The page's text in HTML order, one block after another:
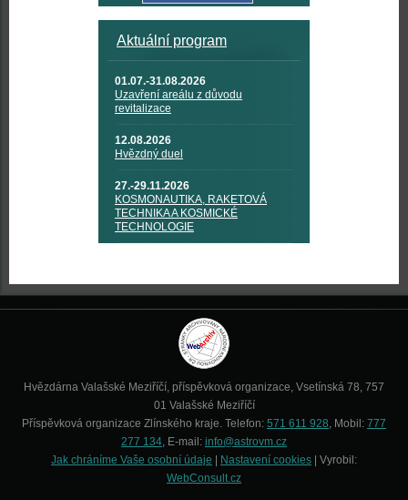
Aktuální program
01.07.-31.08.2026
Uzavření areálu z důvodu
revitalizace
12.08.2026
Hvězdný duel
27.-29.11.2026
KOSMONAUTIKA, RAKETOVÁ
TECHNIKA A KOSMICKÉ
TECHNOLOGIE
Hvězdárna Valašské Meziříčí, příspěvková organizace, Vsetínská 78, 757
01 Valašské Meziříčí
Příspěvková organizace Zlínského kraje. Telefon: 571 611 928, Mobil: 777
277 134, E-mail: info@astrovm.cz
Jak chráníme Vaše osobní údaje
Nastavení cookies | Vyrobil:
WebConsult.cz